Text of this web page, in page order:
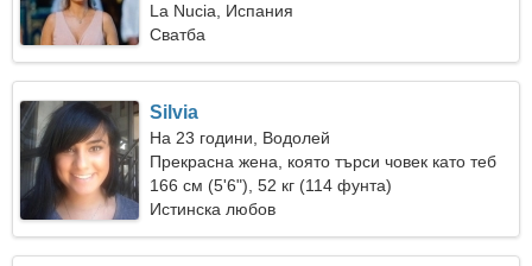
La Nucia, Испания
Сватба
Silvia
На 23 години, Водолей
Прекрасна жена, която търси човек като теб
166 см (5'6"), 52 кг (114 фунта)
Истинска любов